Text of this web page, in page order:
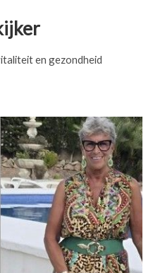
en gezondheid